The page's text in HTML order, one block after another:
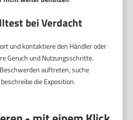
bei Verdacht
und kontaktiere den Händler oder
Geruch und Nutzungsschritte.
auftreten, suche
die Exposition.